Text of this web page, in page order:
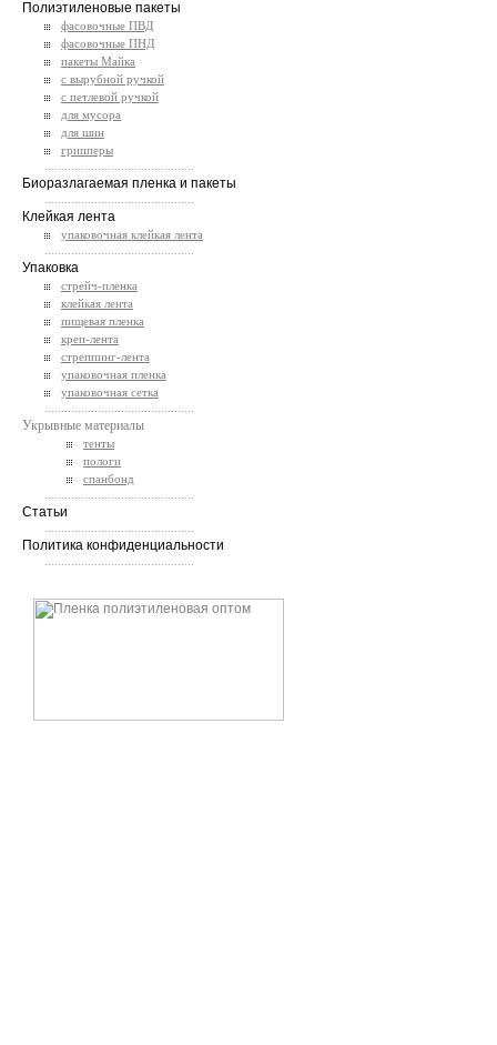
Полиэтиленовые пакеты
фасовочные ПВД
фасовочные ПНД
пакеты Майка
с вырубной ручкой
с петлевой ручкой
для мусора
для шин
грипперы
Биоразлагаемая пленка и пакеты
Клейкая лента
упаковочная клейкая лента
Упаковка
стрейч-пленка
клейкая лента
пищевая пленка
креп-лента
стреппинг-лента
упаковочная пленка
упаковочная сетка
Укрывные материалы
тенты
пологи
спанбонд
Статьи
Политика конфиденциальности